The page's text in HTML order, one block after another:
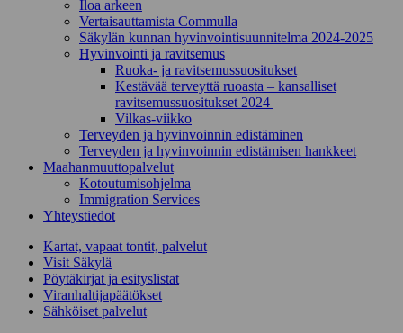
Iloa arkeen
Vertaisauttamista Commulla
Säkylän kunnan hyvinvointisuunnitelma 2024-2025
Hyvinvointi ja ravitsemus
Ruoka- ja ravitsemussuositukset
Kestävää terveyttä ruoasta – kansalliset
ravitsemussuositukset 2024
Vilkas-viikko
Terveyden ja hyvinvoinnin edistäminen
Terveyden ja hyvinvoinnin edistämisen hankkeet
Maahanmuuttopalvelut
Kotoutumisohjelma
Immigration Services
Yhteystiedot
Kartat, vapaat tontit, palvelut
Visit Säkylä
Pöytäkirjat ja esityslistat
Viranhaltijapäätökset
Sähköiset palvelut